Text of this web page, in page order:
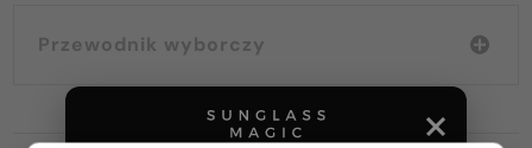
Przewodnik wyborczy